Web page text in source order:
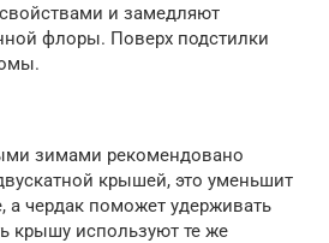
и замедляют
флоры. Поверх подстилки
зимами рекомендовано
крышей, это уменьшит
а чердак поможет удерживать
крышу используют те же